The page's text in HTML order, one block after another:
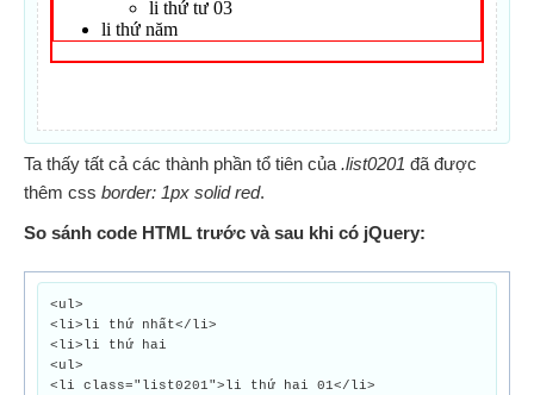
Ta thấy tất cả các thành phần tổ tiên của .list0201 đã được
thêm css border: 1px solid red.
So sánh code HTML trước và sau khi có jQuery:
<ul>
<li>li thứ nhất</li>
<li>li thứ hai
<ul>
<li class="list0201">li thứ hai 01</li>